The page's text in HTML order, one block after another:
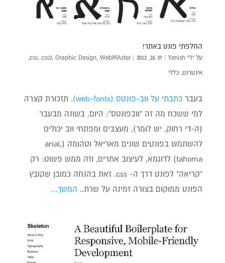
החלפתי פונט באתר!
על ידי Yonish
| יונ 26, 2012 |
css ,css3 ,Graphic Design ,WebMAster
,
אינטרנט, כללי
בעברכתבתי על ווב-פונטס (web-fonts)
. תזכורת קצרה
למי ששכח מה זה "וובפונטס": היום, בשונה מבעבר
(ה-די רחוק, יש לומר), מעצבים ומפתחי ווב יכולים
להשתמש בפונטים שונים מאריאל וטהומה (arial,
tahoma) לדוגמא, לעיצוב אתרים, וזה ממש פשוט: רק
"קריאה" לפונט דרך ה- css. זאת בהנחה כמובן שקובץ
הפונט ממוקום בצורה זמינה על שרת.. המשך…